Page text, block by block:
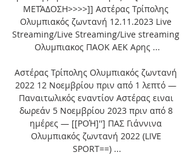
ΜΕΤΆΔΟΣΗ>>>>]] Αστέρας Τρίπολης
Ολυμπιακός ζωντανή 12.11.2023 Live
Streaming/Live Streaming/Live streaming
Ολυμπιακος ΠΑΟΚ ΑΕΚ Αρης ...
Αστέρας Τρίπολης Ολυμπιακός ζωντανή
2022 12 Νοεμβρίου πριν από 1 λεπτό —
Παναιτωλικός εναντίον Αστέρας ειναι
δωρεάν 5 Νοεμβρίου 2023 πριν από 8
ημέρες — [[ΡΟΉ]''] ΠΑΣ Γιάννινα
Ολυμπιακός ζωντανή 2022 (LIVE
SPORT==) ...